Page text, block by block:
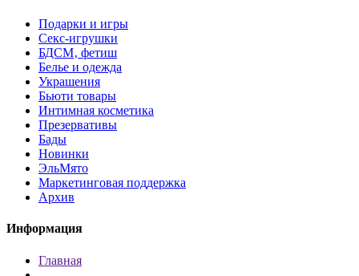
Подарки и игры
Секс-игрушки
БДСМ‚ фетиш
Белье и одежда
Украшения
Бьюти товары
Интимная косметика
Презервативы
Бады
Новинки
ЭльМято
Маркетинговая поддержка
Архив
Информация
Главная